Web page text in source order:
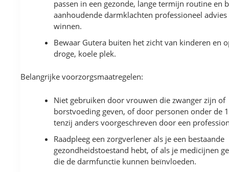
passen in een gezonde, lange termijn routine en
aanhoudende darmklachten professioneel
winnen.
Bewaar Gutera buiten het zicht van kinderen en
droge, koele plek.
Belangrijke voorzorgsmaatregelen:
Niet gebruiken door vrouwen die zwanger zijn of
borstvoeding geven, of door personen onder de
tenzij anders voorgeschreven door een
Raadpleeg een zorgverlener als je een bestaande
gezondheidstoestand hebt, of als je medicijnen
die de darmfunctie kunnen beïnvloeden.